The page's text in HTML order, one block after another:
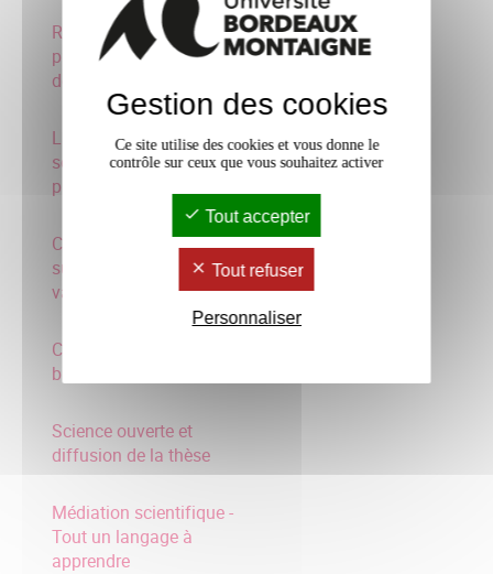
Réaliser des supports de
présentations sous forme
de slides
La photographie
scientifique : enjeux,
pratiques et méthodes
Concevoir une exposition
sur Kakemono pour
valoriser la rech
Création sites web &
blogs de cjhercheurs
Science ouverte et
diffusion de la thèse
Médiation scientifique -
Tout un langage à
apprendre
Gestion des cookies
Ce site utilise des cookies et vous donne le
contrôle sur ceux que vous souhaitez activer
Tout accepter
Tout refuser
Personnaliser